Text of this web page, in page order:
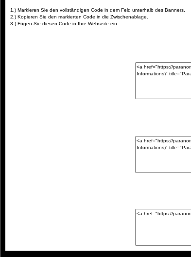
1.) Markieren Sie den vollständigen Code in dem Feld unterhalb des Banners.
2.) Kopieren Sie den markierten Code in die Zwischenablage.
3.) Fügen Sie diesen Code in Ihre Webseite ein.